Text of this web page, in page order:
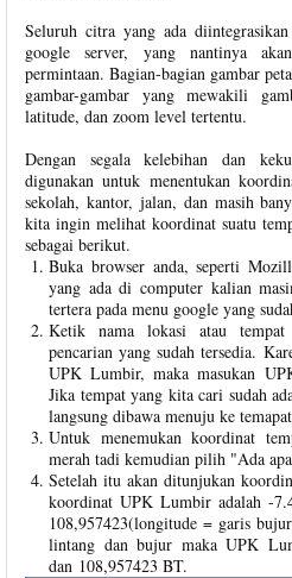
Seluruh citra yang ada
google server, yang nantinya
permintaan. Bagian-bagian gambar
gambar-gambar yang mewakili
latitude, dan zoom level tertentu.
Dengan segala kelebihan dan
digunakan untuk menentukan
sekolah, kantor, jalan, dan masih
kita ingin melihat koordinat suatu
sebagai berikut.
Buka browser anda, seperti
yang ada di computer kalian
tertera pada menu google yang
Ketik nama lokasi atau
pencarian yang sudah tersedia.
UPK Lumbir, maka masukan
Jika tempat yang kita cari sudah
langsung dibawa menuju ke
Untuk menemukan koordinat
merah tadi kemudian pilih "Ada
Setelah itu akan ditunjukan
koordinat UPK Lumbir adalah -
108,957423(longitude = garis
lintang dan bujur maka UPK
dan 108,957423 BT.